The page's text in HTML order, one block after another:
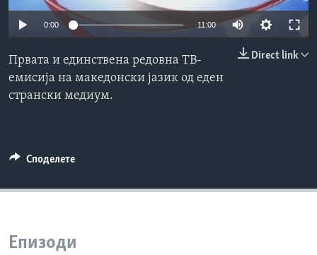
ИНТЕРВЈУА
Јазици
0:00 11:00
Direct link
Првата и единствена редовна ТВ-
емисија на македонски јазик од еден
странски медиум.
Споделете
Епизоди